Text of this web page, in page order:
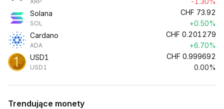
Solana
SOL
CHF 73.92
+0.50%
Cardano
ADA
CHF 0.201279
+6.70%
USD1
USD1
CHF 0.999692
0.00%
Trendujące monety